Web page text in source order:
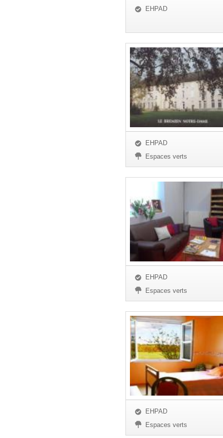
EHPAD
EHPAD
Espaces verts
EHPAD
Espaces verts
EHPAD
Espaces verts